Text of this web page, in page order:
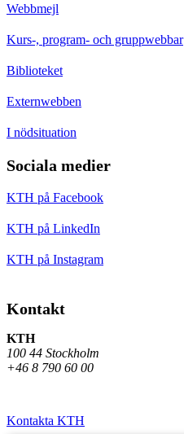
Webbmejl
Kurs-, program- och gruppwebbar
Biblioteket
Externwebben
I nödsituation
Sociala medier
KTH på Facebook
KTH på LinkedIn
KTH på Instagram
Kontakt
KTH
100 44 Stockholm
+46 8 790 60 00
Kontakta KTH